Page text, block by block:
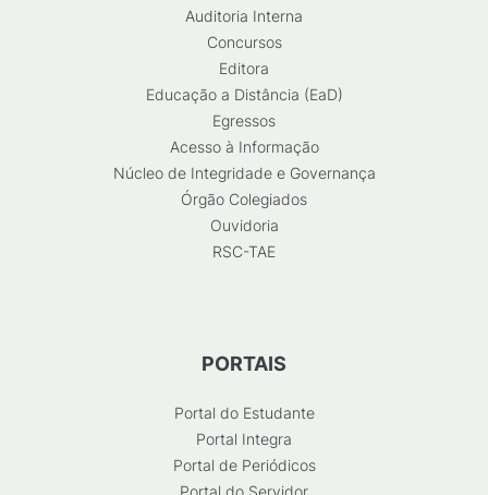
Auditoria Interna
Concursos
Editora
Educação a Distância (EaD)
Egressos
Acesso à Informação
Núcleo de Integridade e Governança
Órgão Colegiados
Ouvidoria
RSC-TAE
PORTAIS
Portal do Estudante
Portal Integra
Portal de Periódicos
Portal do Servidor